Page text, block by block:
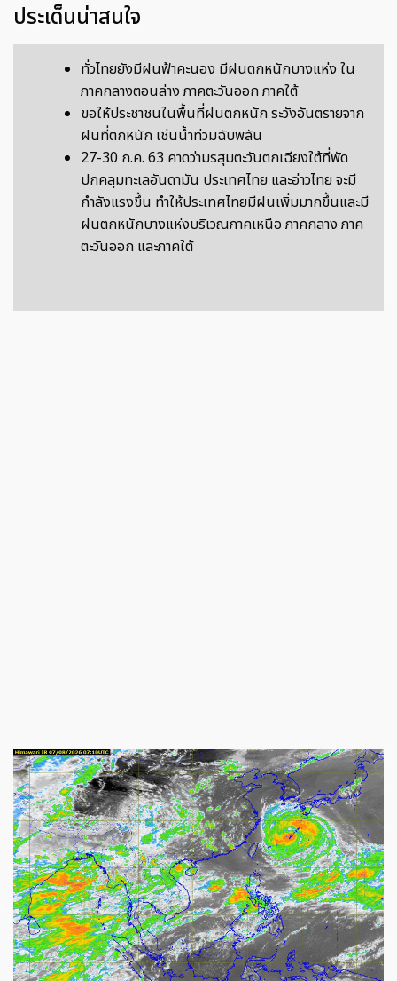
ประเด็นน่าสนใจ
ทั่วไทยยังมีฝนฟ้าคะนอง มีฝนตกหนักบางแห่ง ใน
ภาคกลางตอนล่าง ภาคตะวันออก ภาคใต้
ขอให้ประชาชนในพื้นที่ฝนตกหนัก ระวังอันตรายจาก
ฝนที่ตกหนัก เช่นน้ำท่วมฉับพลัน
27-30 ก.ค. 63 คาดว่ามรสุมตะวันตกเฉียงใต้ที่พัด
ปกคลุมทะเลอันดามัน ประเทศไทย และอ่าวไทย จะมี
กำลังแรงขึ้น ทำให้ประเทศไทยมีฝนเพิ่มมากขึ้นและมี
ฝนตกหนักบางแห่งบริเวณภาคเหนือ ภาคกลาง ภาค
ตะวันออก และภาคใต้